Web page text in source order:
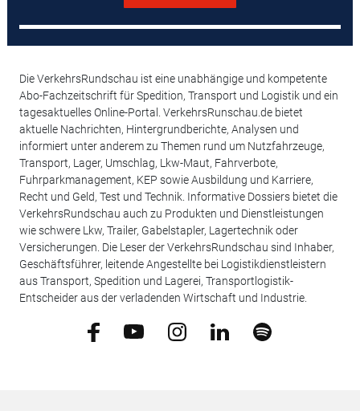
Die VerkehrsRundschau ist eine unabhängige und kompetente
Abo-Fachzeitschrift für Spedition, Transport und Logistik und ein
tagesaktuelles Online-Portal. VerkehrsRunschau.de bietet
aktuelle Nachrichten, Hintergrundberichte, Analysen und
informiert unter anderem zu Themen rund um Nutzfahrzeuge,
Transport, Lager, Umschlag, Lkw-Maut, Fahrverbote,
Fuhrparkmanagement, KEP sowie Ausbildung und Karriere,
Recht und Geld, Test und Technik. Informative Dossiers bietet die
VerkehrsRundschau auch zu Produkten und Dienstleistungen
wie schwere Lkw, Trailer, Gabelstapler, Lagertechnik oder
Versicherungen. Die Leser der VerkehrsRundschau sind Inhaber,
Geschäftsführer, leitende Angestellte bei Logistikdienstleistern
aus Transport, Spedition und Lagerei, Transportlogistik-
Entscheider aus der verladenden Wirtschaft und Industrie.